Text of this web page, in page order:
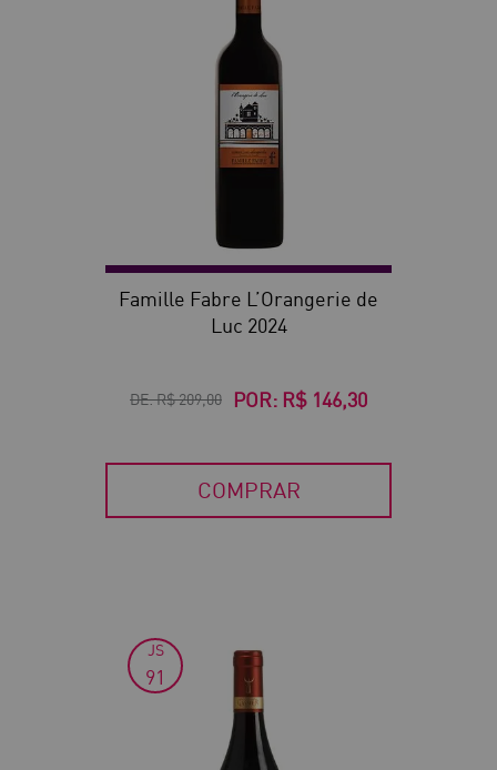
Famille Fabre L’Orangerie de
Luc 2024
DE:R$ 209,00 POR: R$ 146,30
COMPRAR
JS
91